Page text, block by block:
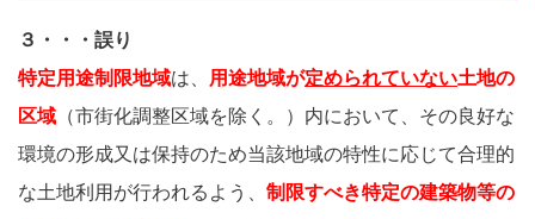
３・・・誤り
特定用途制限地域は、 用途地域が定められていない土地の
区域 （市街化調整区域を除く。）内において、その良好な
環境の形成又は保持のため当該地域の特性に応じて合理的
な土地利用が行われるよう、 制限すべき特定の建築物等の